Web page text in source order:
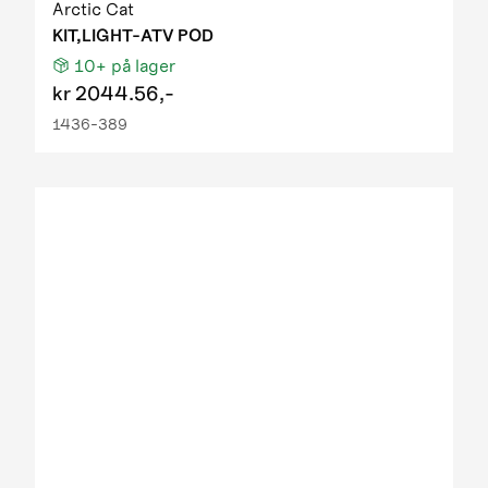
Arctic Cat
KIT,LIGHT-ATV POD
10+ på lager
kr 2044.56,-
1436-389